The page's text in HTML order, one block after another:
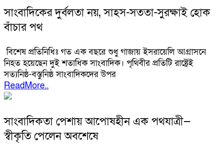
সাংবাদিকের দুর্বলতা নয়, সাহস-সততা-সুরক্ষাই হোক
বাঁচার পথ
বিশেষ প্রতিনিধিঃ গত এক বছরে শুধু গাজায় ইসরায়েলি আগ্রাসনে
নিহত হয়েছেন দুই শতাধিক সাংবাদিক। পৃথিবীর প্রতিটি রাষ্ট্রেই
সত্যনিষ্ঠ-বস্তুনিষ্ঠ সাংবাদিকদের উপর
ReadMore..
সাংবাদিকতা পেশায় আপোষহীন এক পথযাত্রী—
স্বীকৃতি পেলেন অবশেষে